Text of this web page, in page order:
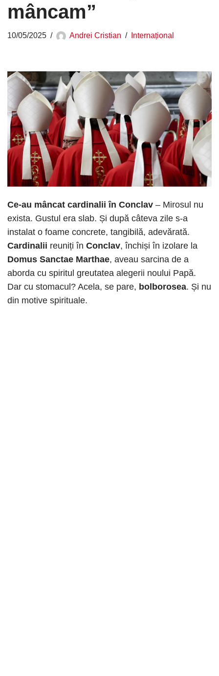
mâncam”
10/05/2025 Andrei Cristian Internațional
Ce-au mâncat cardinalii în Conclav – Mirosul nu
exista. Gustul era slab. Și după câteva zile s-a
instalat o foame concrete, tangibilă, adevărată.
Cardinalii reuniți în Conclav, închiși în izolare la
Domus Sanctae Marthae, aveau sarcina de a
aborda cu spiritul greutatea alegerii noului Papă.
Dar cu stomacul? Acela, se pare, bolborosea. Și nu
din motive spirituale.